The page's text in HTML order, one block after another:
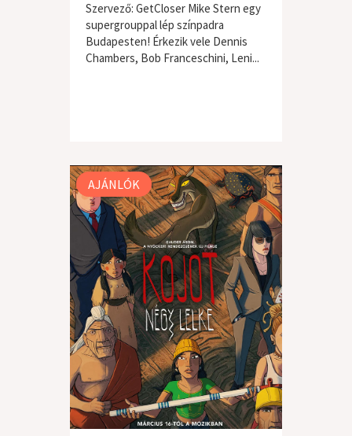
Szervező: GetCloser Mike Stern egy
supergrouppal lép színpadra
Budapesten! Érkezik vele Dennis
Chambers, Bob Franceschini, Leni...
AJÁNLÓK